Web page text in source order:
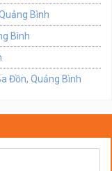
Bình
Bình
Đồn, Quảng Bình